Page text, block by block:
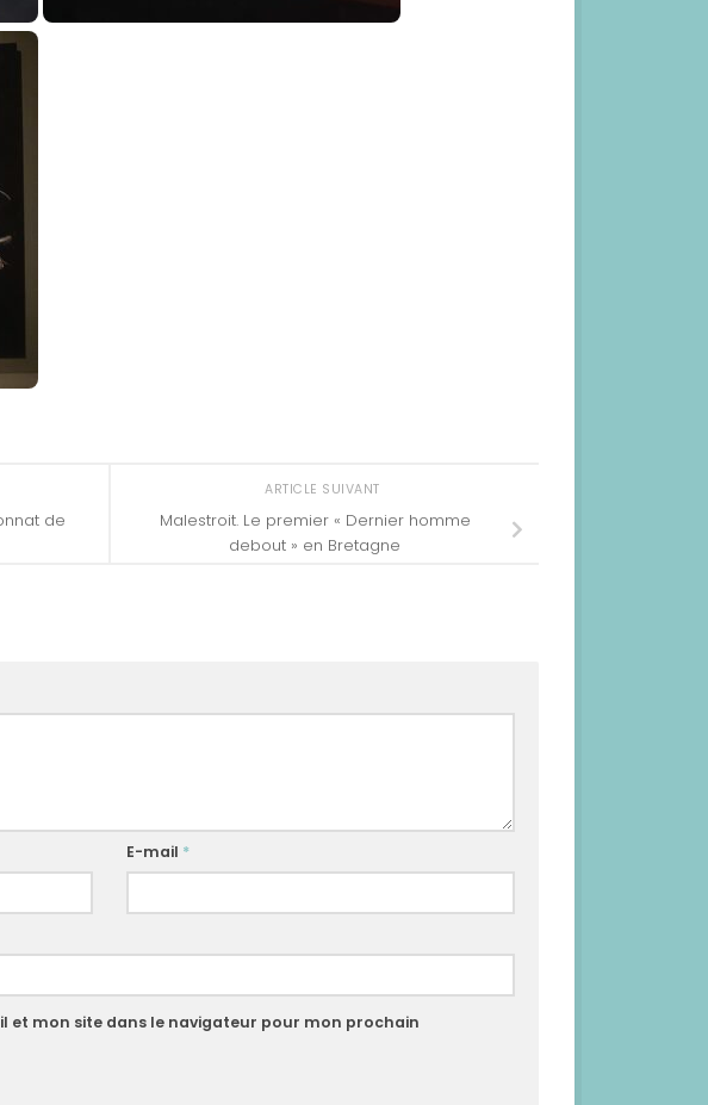
ARTICLE SUIVANT
Malestroit. Le premier « Dernier homme
debout » en Bretagne
de
E-mail *
et mon site dans le navigateur pour mon prochain